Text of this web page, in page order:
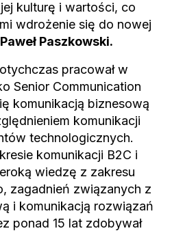
kulturę i wartości, co
wdrożenie się do nowej
Paszkowski.
pracował w
Senior Communication
komunikacją biznesową
komunikacji
technologicznych.
komunikacji B2C i
wiedzę z zakresu
zagadnień związanych z
i komunikacją rozwiązań
ponad 15 lat zdobywał